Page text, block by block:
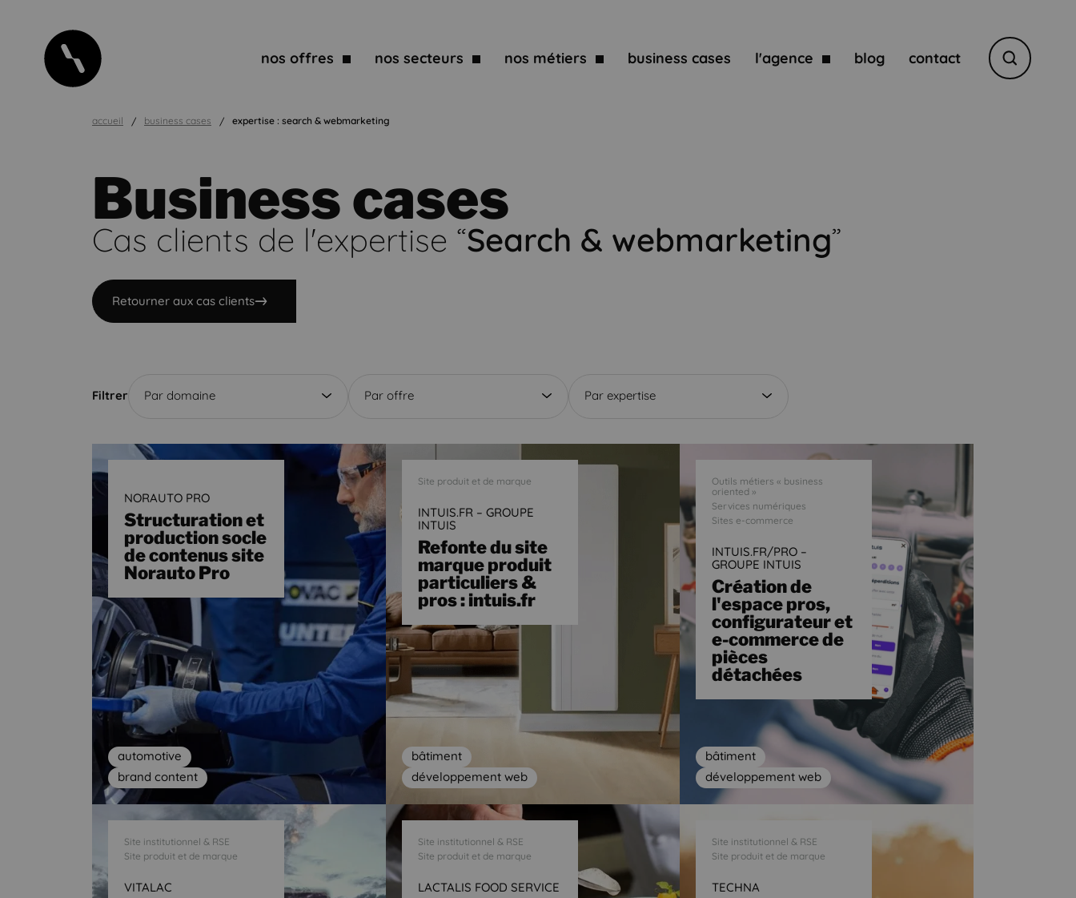
nos offres nos secteurs nos métiers business cases l'agence blog contact
accueil business cases expertise : search & webmarketing
Business cases
Cas clients de l'expertise “Search & webmarketing”
Retourner aux cas clients
Filtrer Par domaine Par offre Par expertise
NORAUTO PRO
Structuration et
production socle
de contenus site
Norauto Pro
automotive
brand content
Site produit et de marque
INTUIS.FR – GROUPE
INTUIS
Refonte du site
marque produit
particuliers &
pros : intuis.fr
bâtiment
développement web
Outils métiers « business
oriented »
Services numériques
Sites e-commerce
INTUIS.FR/PRO –
GROUPE INTUIS
Création de
l'espace pros,
configurateur et
e-commerce de
pièces
détachées
bâtiment
développement web
Site institutionnel & RSE
Site produit et de marque
VITALAC
Site institutionnel & RSE
Site produit et de marque
LACTALIS FOOD SERVICE
Site institutionnel & RSE
Site produit et de marque
TECHNA